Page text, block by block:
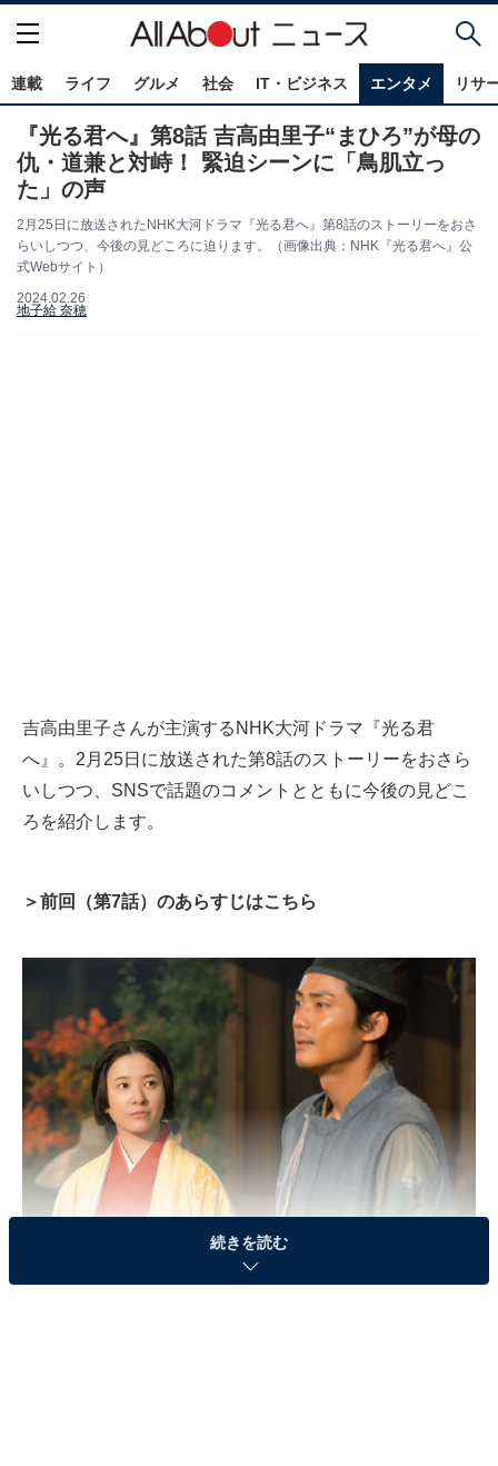
連載 ライフ グルメ 社会 IT・ビジネス エンタメ リサ
『光る君へ』第8話 吉高由里子“まひろ”が母の
仇・道兼と対峙！ 緊迫シーンに「鳥肌立っ
た」の声
2月25日に放送されたNHK大河ドラマ『光る君へ』第8話のストーリーをおさ
らいしつつ、今後の見どころに迫ります。（画像出典：NHK『光る君へ』公
式Webサイト）
2024.02.26
地子給 奈穂
吉高由里子さんが主演するNHK大河ドラマ『光る君
へ』。2月25日に放送された第8話のストーリーをおさら
いしつつ、SNSで話題のコメントとともに今後の見どこ
ろを紹介します。
＞前回（第7話）のあらすじはこちら
公式Webサイト
続きを読む